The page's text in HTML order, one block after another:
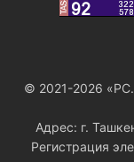
© 2021-2026
Адрес: г.
Регистрация